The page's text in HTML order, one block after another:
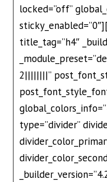
locked=”off”
title_tag=”h4″
2||||||||”
type=”divider”